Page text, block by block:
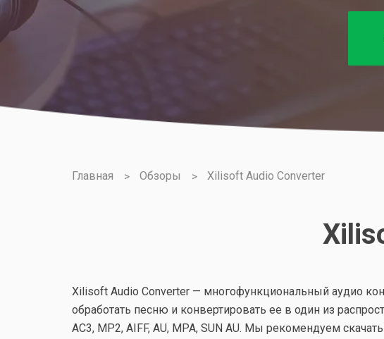
Главная Обзоры Xilisoft Audio Converter
Xilisoft Audio Converter — многофункциональный аудио
обработать песню и конвертировать ее в один из
АС3, МР2, AIFF, AU, МРА, SUN AU. Мы рекомендуем